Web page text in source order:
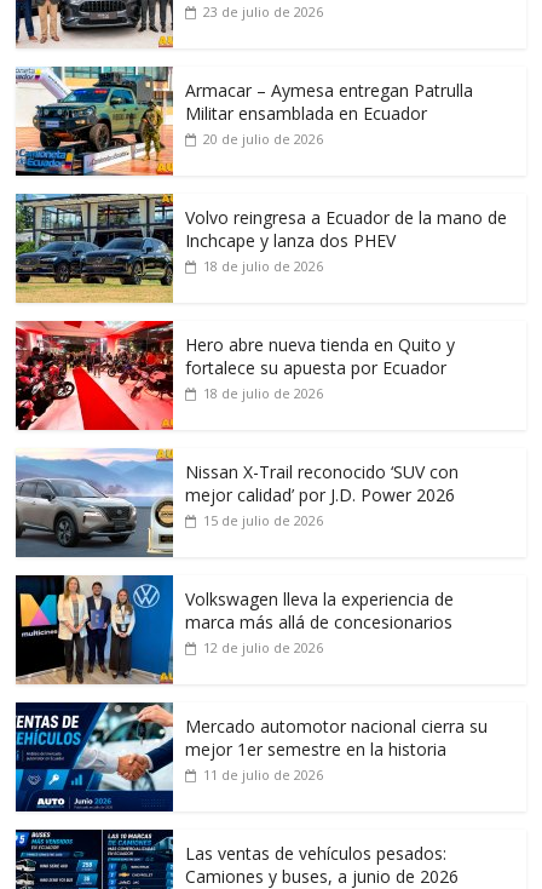
23 de julio de 2026
Armacar – Aymesa entregan Patrulla
Militar ensamblada en Ecuador
20 de julio de 2026
Volvo reingresa a Ecuador de la mano de
Inchcape y lanza dos PHEV
18 de julio de 2026
Hero abre nueva tienda en Quito y
fortalece su apuesta por Ecuador
18 de julio de 2026
Nissan X-Trail reconocido ‘SUV con
mejor calidad’ por J.D. Power 2026
15 de julio de 2026
Volkswagen lleva la experiencia de
marca más allá de concesionarios
12 de julio de 2026
Mercado automotor nacional cierra su
mejor 1er semestre en la historia
11 de julio de 2026
Las ventas de vehículos pesados:
Camiones y buses, a junio de 2026